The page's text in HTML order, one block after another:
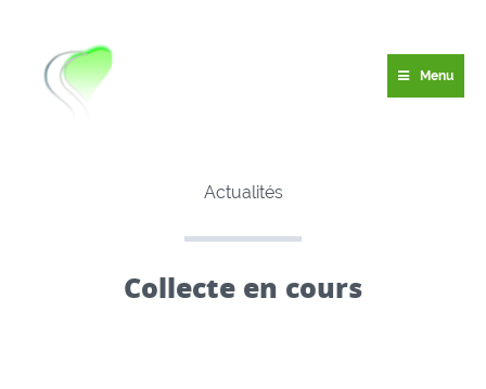
Actualités
Collecte en cours
Menu